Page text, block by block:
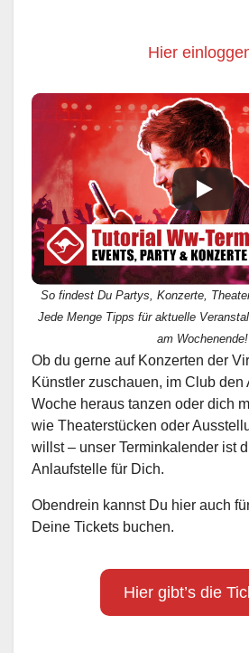
Hier
So findest Du Partys, Konzerte,
Jede Menge Tipps für aktuelle
am Wochenende!
Ob du gerne auf Konzerten der
Künstler zuschauen, im Club den
Woche heraus tanzen oder dich
wie Theaterstücken oder
willst – unser Terminkalender ist
Anlaufstelle für Dich.
Obendrein kannst Du hier auch
Deine Tickets buchen.
Hier gibt’s die